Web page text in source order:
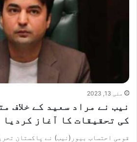
مئی 13, 2023
نیب نے مراد سعید کے خلاف
کی تحقیقات کا آغاز کردیا
قومی احتساب بیور(نیب) نے پاکستان